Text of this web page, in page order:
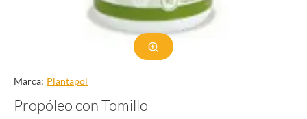
Marca: Plantapol
Propóleo con Tomillo